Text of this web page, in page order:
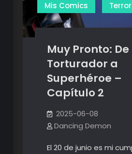
Mis Comics
Terror
Muy Pronto: De
Torturador a
Superhéroe –
Capítulo 2
2025-06-08
Dancing Demon
El 20 de junio es mi